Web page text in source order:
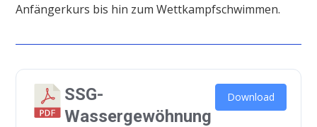
Anfängerkurs bis hin zum Wettkampfschwimmen.
SSG-
Wassergewöhnung
Download